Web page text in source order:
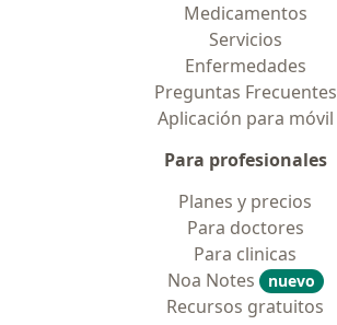
Medicamentos
Servicios
Enfermedades
Preguntas Frecuentes
Aplicación para móvil
Para profesionales
Planes y precios
Para doctores
Para clinicas
Noa Notes
nuevo
Recursos gratuitos